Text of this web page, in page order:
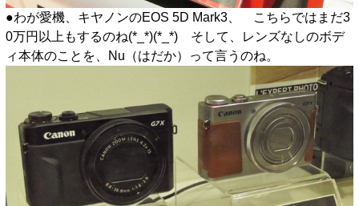
●わが愛機、キヤノンのEOS 5D Mark3、 こちらではまだ3
0万円以上もするのね(*_*)(*_*) そして、レンズなしのボデ
ィ本体のことを、Nu（はだか）って言うのね。